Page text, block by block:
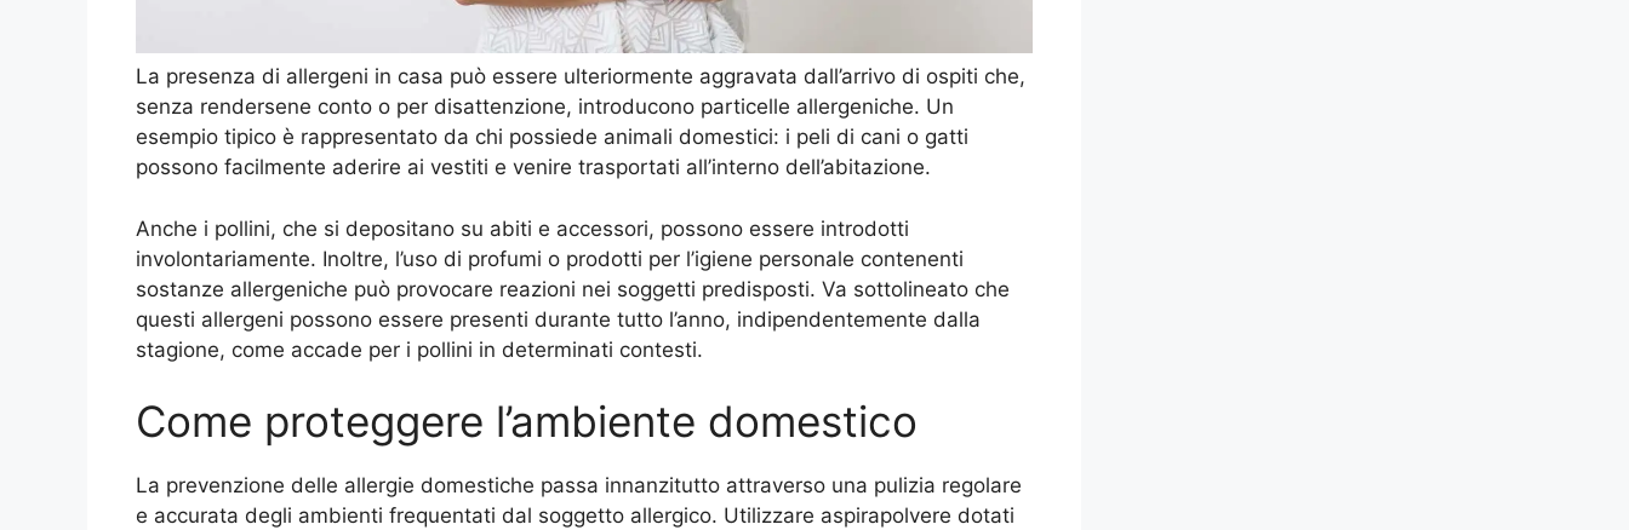
La presenza di allergeni in casa può essere ulteriormente aggravata dall’arrivo di ospiti che,
senza rendersene conto o per disattenzione, introducono particelle allergeniche. Un
esempio tipico è rappresentato da chi possiede animali domestici: i peli di cani o gatti
possono facilmente aderire ai vestiti e venire trasportati all’interno dell’abitazione.
Anche i pollini, che si depositano su abiti e accessori, possono essere introdotti
involontariamente. Inoltre, l’uso di profumi o prodotti per l’igiene personale contenenti
sostanze allergeniche può provocare reazioni nei soggetti predisposti. Va sottolineato che
questi allergeni possono essere presenti durante tutto l’anno, indipendentemente dalla
stagione, come accade per i pollini in determinati contesti.
Come proteggere l’ambiente domestico
La prevenzione delle allergie domestiche passa innanzitutto attraverso una pulizia regolare
e accurata degli ambienti frequentati dal soggetto allergico. Utilizzare aspirapolvere dotati